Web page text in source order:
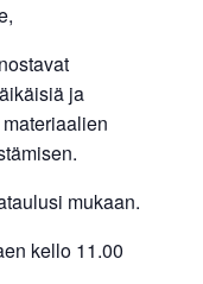
ja
mukaan.
kello 11.00